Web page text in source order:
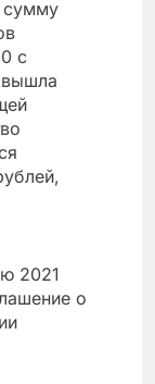
сумму
с
2021
о